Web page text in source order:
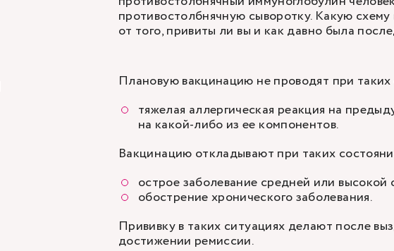
противостолбнячную сыворотку. Какую
от того, привиты ли вы и как давно была
Плановую вакцинацию не проводят при таких
тяжелая аллергическая реакция на
на какой-либо из ее компонентов.
Вакцинацию откладывают при таких
острое заболевание средней или высокой
обострение хронического заболевания.
Прививку в таких ситуациях делают после
достижении ремиссии.